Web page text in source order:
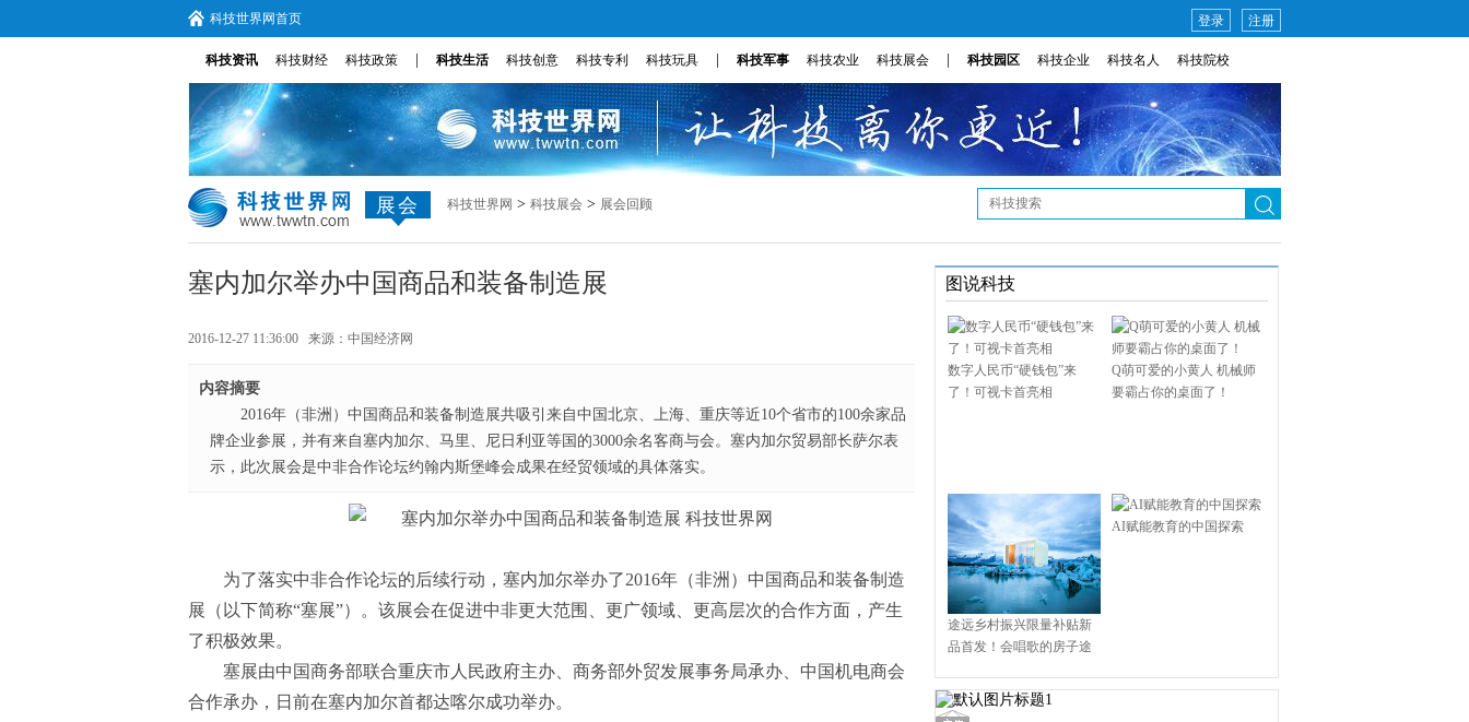
科技世界网首页 注册
登录
科技资讯 科技财经 科技政策 科技生活 科技创意 科技专利 科技玩具 科技军事 科技农业 科技展会 科技园区 科技企业 科技名人 科技院校
展会 科技世界网 > 科技展会 > 展会回顾
塞内加尔举办中国商品和装备制造展
2016-12-27 11:36:00 来源： 中国经济网
内容摘要
2016年（非洲）中国商品和装备制造展共吸引来自中国北京、上海、重庆等近10个省市的100余家品
牌企业参展，并有来自塞内加尔、马里、尼日利亚等国的3000余名客商与会。塞内加尔贸易部长萨尔表
示，此次展会是中非合作论坛约翰内斯堡峰会成果在经贸领域的具体落实。
为了落实中非合作论坛的后续行动，塞内加尔举办了2016年（非洲）中国商品和装备制造
展（以下简称“塞展”）。该展会在促进中非更大范围、更广领域、更高层次的合作方面，产生
了积极效果。
塞展由中国商务部联合重庆市人民政府主办、商务部外贸发展事务局承办、中国机电商会
合作承办，日前在塞内加尔首都达喀尔成功举办。
图说科技
数字人民币“硬钱包”来
了！可视卡首亮相
Q萌可爱的小黄人 机械师
要霸占你的桌面了！
途远乡村振兴限量补贴新
品首发！会唱歌的房子途
AI赋能教育的中国探索